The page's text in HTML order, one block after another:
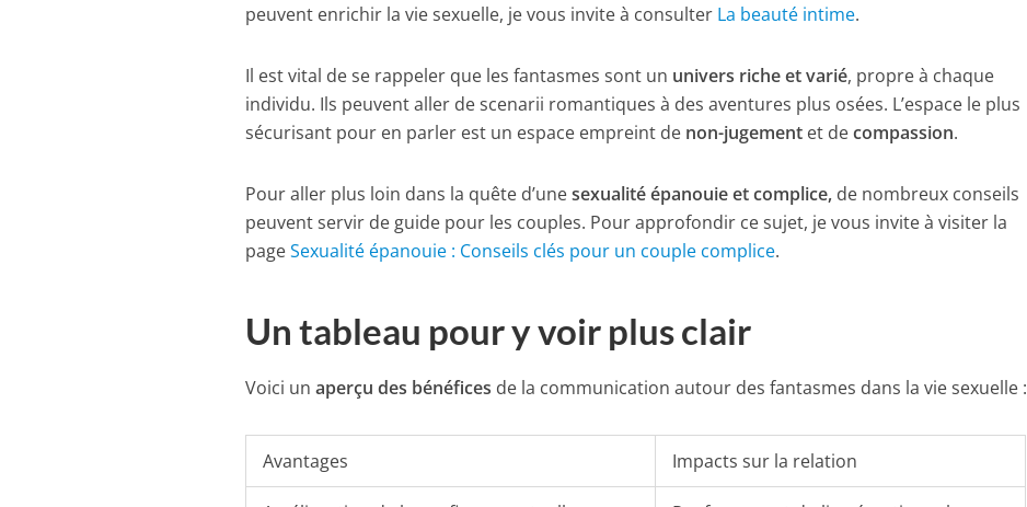
peuvent enrichir la vie sexuelle, je vous invite à consulter La beauté intime.
Il est vital de se rappeler que les fantasmes sont un univers riche et varié, propre à chaque
individu. Ils peuvent aller de scenarii romantiques à des aventures plus osées. L’espace le plus
sécurisant pour en parler est un espace empreint de non-jugement et decompassion.
Pour aller plus loin dans la quête d’unesexualité épanouie et complice, de nombreux conseils
peuvent servir de guide pour les couples. Pour approfondir ce sujet, je vous invite à visiter la
pageSexualité épanouie : Conseils clés pour un couple complice.
Un tableau pour y voir plus clair
Voici unaperçu des bénéfices de la communication autour des fantasmes dans la vie sexuelle :
Avantages Impacts sur la relation